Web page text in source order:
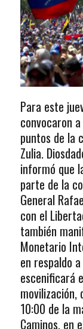
Para este
convocaron
puntos de la
Zulia.
informó que
parte de la
General
con el
también
Monetario
en respaldo
escenificará
movilización,
10:00 de la
Caminos, en